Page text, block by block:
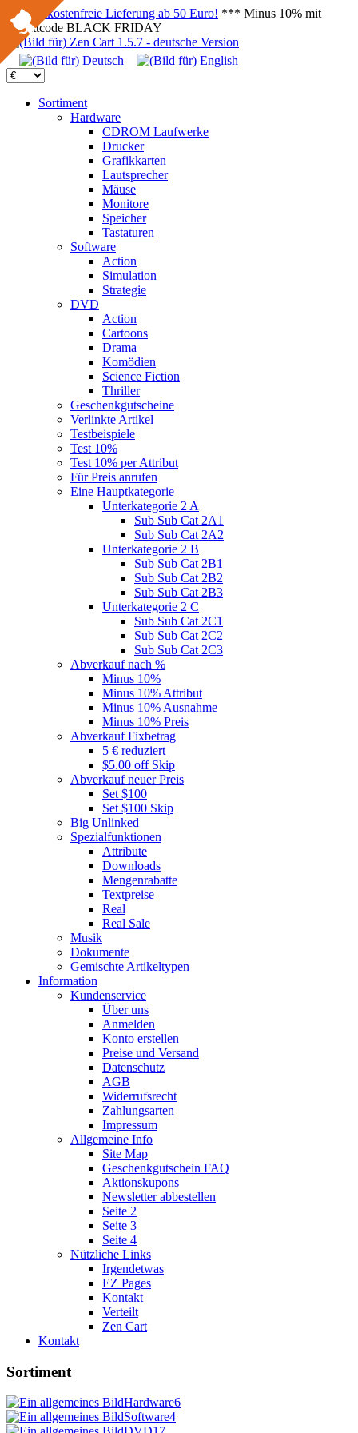
Versandkostenfreie Lieferung ab 50 Euro! *** Minus 10% mit
Rabattcode BLACK FRIDAY
Sortiment
Hardware
CDROM Laufwerke
Drucker
Grafikkarten
Lautsprecher
Mäuse
Monitore
Speicher
Tastaturen
Software
Action
Simulation
Strategie
DVD
Action
Cartoons
Drama
Komödien
Science Fiction
Thriller
Geschenkgutscheine
Verlinkte Artikel
Testbeispiele
Test 10%
Test 10% per Attribut
Für Preis anrufen
Eine Hauptkategorie
Unterkategorie 2 A
Sub Sub Cat 2A1
Sub Sub Cat 2A2
Unterkategorie 2 B
Sub Sub Cat 2B1
Sub Sub Cat 2B2
Sub Sub Cat 2B3
Unterkategorie 2 C
Sub Sub Cat 2C1
Sub Sub Cat 2C2
Sub Sub Cat 2C3
Abverkauf nach %
Minus 10%
Minus 10% Attribut
Minus 10% Ausnahme
Minus 10% Preis
Abverkauf Fixbetrag
5 € reduziert
$5.00 off Skip
Abverkauf neuer Preis
Set $100
Set $100 Skip
Big Unlinked
Spezialfunktionen
Attribute
Downloads
Mengenrabatte
Textpreise
Real
Real Sale
Musik
Dokumente
Gemischte Artikeltypen
Information
Kundenservice
Über uns
Anmelden
Konto erstellen
Preise und Versand
Datenschutz
AGB
Widerrufsrecht
Zahlungsarten
Impressum
Allgemeine Info
Site Map
Geschenkgutschein FAQ
Aktionskupons
Newsletter abbestellen
Seite 2
Seite 3
Seite 4
Nützliche Links
Irgendetwas
EZ Pages
Kontakt
Verteilt
Zen Cart
Kontakt
Sortiment
Hardware6
Software4